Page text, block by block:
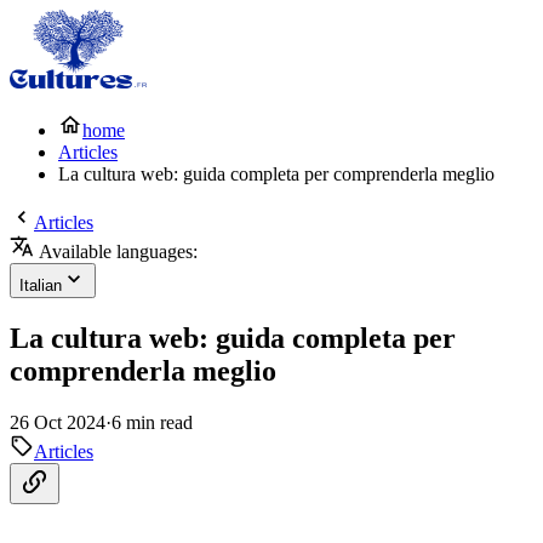
home
Articles
La cultura web: guida completa per comprenderla meglio
Articles
Available languages:
Italian
La cultura web: guida completa per
comprenderla meglio
26 Oct 2024·6 min read
Articles